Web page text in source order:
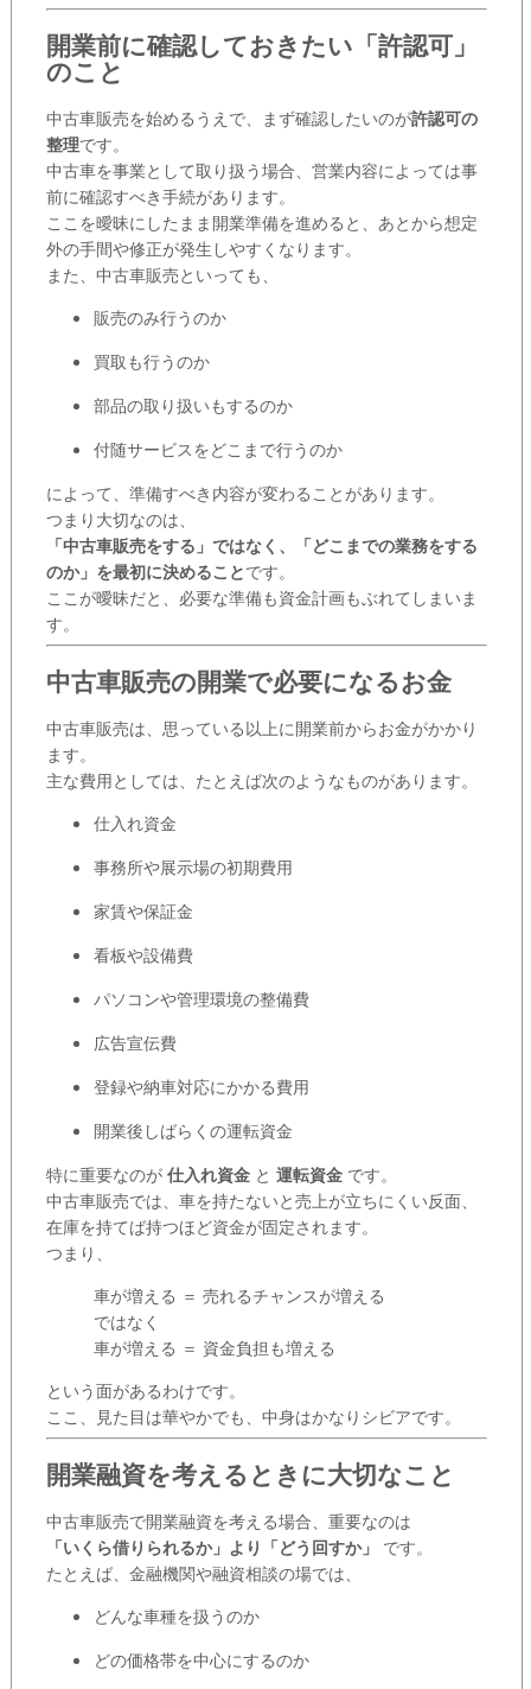
開業前に確認しておきたい「許認可」
のこと
中古車販売を始めるうえで、まず確認したいのが許認可の
整理です。
中古車を事業として取り扱う場合、営業内容によっては事
前に確認すべき手続があります。
ここを曖昧にしたまま開業準備を進めると、あとから想定
外の手間や修正が発生しやすくなります。
また、中古車販売といっても、
販売のみ行うのか
買取も行うのか
部品の取り扱いもするのか
付随サービスをどこまで行うのか
によって、準備すべき内容が変わることがあります。
つまり大切なのは、
「中古車販売をする」ではなく、「どこまでの業務をする
のか」を最初に決めることです。
ここが曖昧だと、必要な準備も資金計画もぶれてしまいま
す。
中古車販売の開業で必要になるお金
中古車販売は、思っている以上に開業前からお金がかかり
ます。
主な費用としては、たとえば次のようなものがあります。
仕入れ資金
事務所や展示場の初期費用
家賃や保証金
看板や設備費
パソコンや管理環境の整備費
広告宣伝費
登録や納車対応にかかる費用
開業後しばらくの運転資金
特に重要なのが 仕入れ資金と 運転資金です。
中古車販売では、車を持たないと売上が立ちにくい反面、
在庫を持てば持つほど資金が固定されます。
つまり、
車が増える ＝ 売れるチャンスが増える
ではなく
車が増える ＝ 資金負担も増える
という面があるわけです。
ここ、見た目は華やかでも、中身はかなりシビアです。
開業融資を考えるときに大切なこと
中古車販売で開業融資を考える場合、重要なのは
「いくら借りられるか」より「どう回すか」 です。
たとえば、金融機関や融資相談の場では、
どんな車種を扱うのか
どの価格帯を中心にするのか